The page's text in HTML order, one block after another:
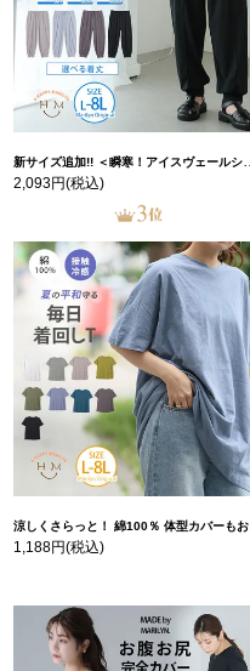
新サイズ追加!! ＜瞬寒！アイスヴェールシリーズ＞ 美脚 ジョガーパンツ 【ウェストゴム】 【ストレッチ】 | 大きいサイズの通販ならハッピーマリリン
2,093円(税込)
涼しくさらっと！ 綿100％ 体型カバーもお洒落も叶える 風合いコットン ゆるシルエット ドルマン | 大きいサイズの通販ならハッピーマリリン
1,188円(税込)